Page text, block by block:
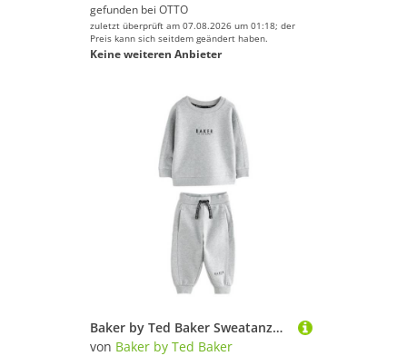
gefunden bei OTTO
zuletzt überprüft am 07.08.2026 um 01:18; der
Preis kann sich seitdem geändert haben.
Keine weiteren Anbieter
Baker by Ted Baker Sweatanzug Baker by Ted Baker Jogginganzug mit Sweatshirt (2-tlg)
von Baker by Ted Baker